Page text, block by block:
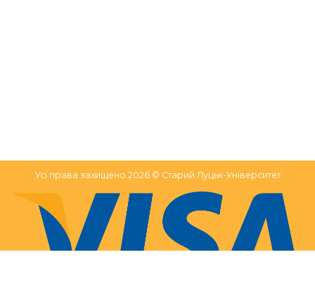
Усі права захищено 2026 © Старий Луцьк-Університет